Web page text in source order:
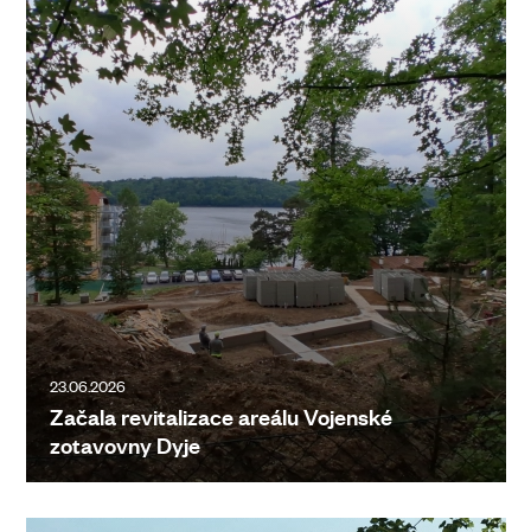
23.06.2026
Začala revitalizace areálu Vojenské
zotavovny Dyje